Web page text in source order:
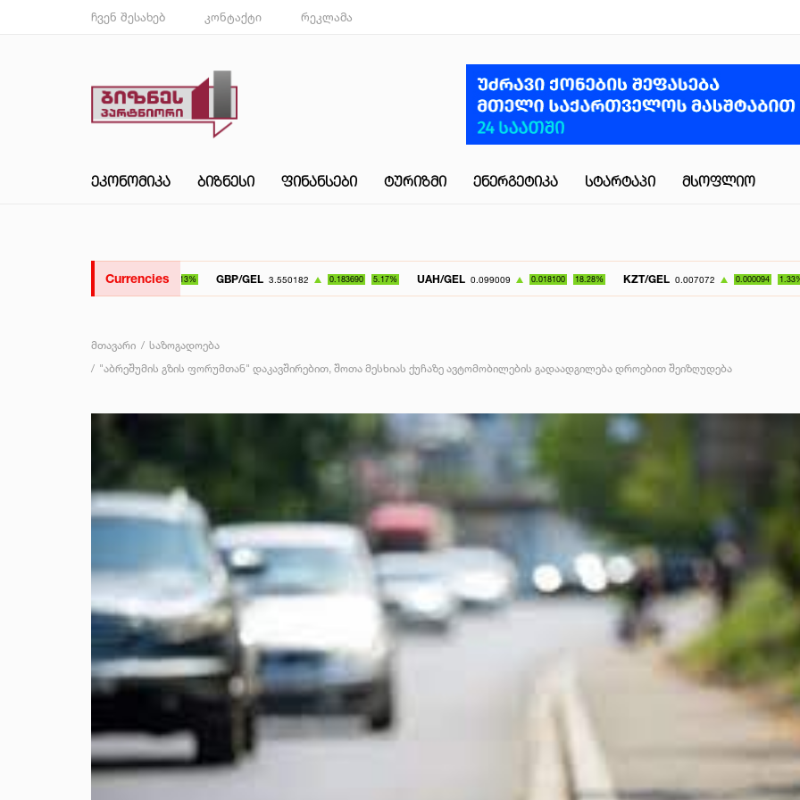
ჩვენ შესახებ კონტაქტი რეკლამა
ᲔᲙᲝᲜᲝᲛᲘᲙᲐ ᲑᲘᲖᲜᲔᲡᲘ ᲤᲘᲜᲐᲜᲡᲔᲑᲘ ᲢᲣᲠᲘᲖᲛᲘ ᲔᲜᲔᲠᲒᲔᲢᲘᲙᲐ ᲡᲢᲐᲠᲢᲐᲞᲘ ᲛᲡᲝᲤᲚᲘᲝ
CurrenciesGBP/GEL 3.550182 0.183690 5.17% UAH/GEL 0.099009 0.018100 18.28% KZT/GEL 0.007072 0.000094 1.33% UZS/
მთავარი
საზოგადოება
"აბრეშუმის გზის ფორუმთან" დაკავშირებით, შოთა მესხიას ქუჩაზე ავტომობილების გადაადგილება დროებით შეიზღუდება